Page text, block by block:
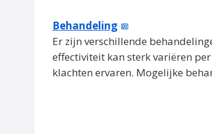
Behandeling
Er zijn verschillende
effectiviteit kan sterk variëren
klachten ervaren. Mogelijke